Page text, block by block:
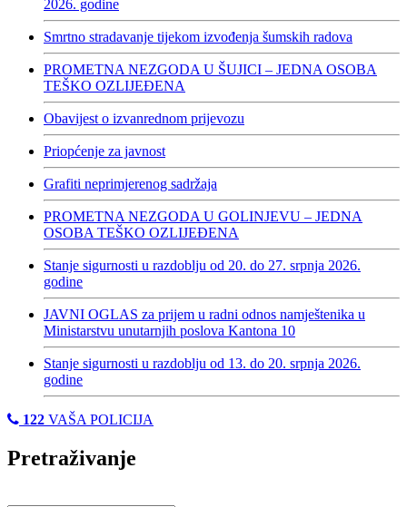
2026. godine
Smrtno stradavanje tijekom izvođenja šumskih radova
PROMETNA NEZGODA U ŠUJICI – JEDNA OSOBA
TEŠKO OZLIJEĐENA
Obavijest o izvanrednom prijevozu
Priopćenje za javnost
Grafiti neprimjerenog sadržaja
PROMETNA NEZGODA U GOLINJEVU – JEDNA
OSOBA TEŠKO OZLIJEĐENA
Stanje sigurnosti u razdoblju od 20. do 27. srpnja 2026.
godine
JAVNI OGLAS za prijem u radni odnos namještenika u
Ministarstvu unutarnjih poslova Kantona 10
Stanje sigurnosti u razdoblju od 13. do 20. srpnja 2026.
godine
122 VAŠA POLICIJA
Pretraživanje